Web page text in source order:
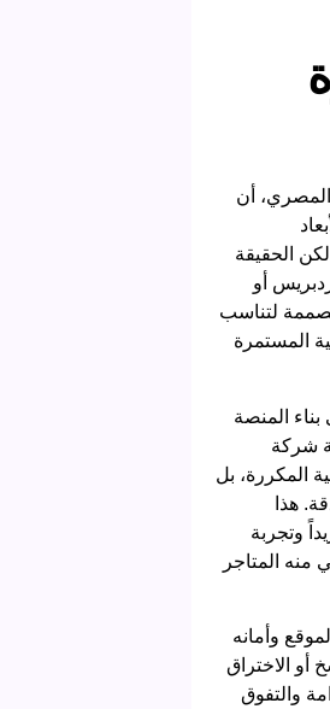
أن
الحقيقة
ووردبريس أو
لتناسب
المستمرة
المنصة
شركة
المكررة، بل
هذا
وتجربة
المتاجر
وأمانه
أو الاختراق
والتفوق